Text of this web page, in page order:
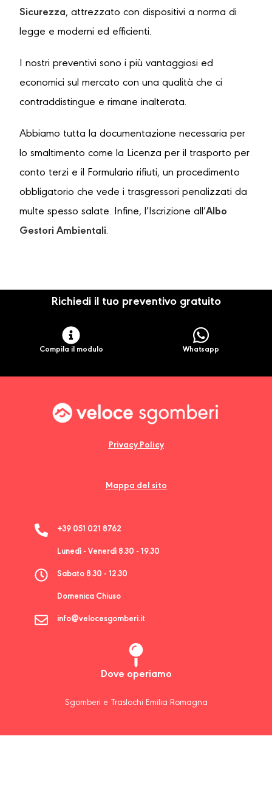
Sicurezza, attrezzato con dispositivi a norma di
legge e moderni ed efficienti.
I nostri preventivi sono i più vantaggiosi ed
economici sul mercato con una qualità che ci
contraddistingue e rimane inalterata.
Abbiamo tutta la documentazione necessaria per
lo smaltimento come la Licenza per il trasporto per
conto terzi e il Formulario rifiuti, un procedimento
obbligatorio che vede i trasgressori penalizzati da
multe spesso salate. Infine, l’Iscrizione all’Albo
Gestori Ambientali.
Richiedi il tuo preventivo gratuito
Compila il modulo Whatsapp
Privacy Policy
Mappa del sito
+39 051 021 8762
Lunedì - Venerdì 8.30 - 19.30
Sabato 8.30 - 12.30
Domenica Chiuso
info@velocesgomberi.it
Dove operiamo
Sgomberi e Traslochi Emilia Romagna